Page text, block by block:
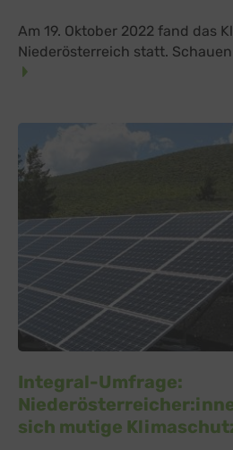
Am 19. Oktober 2022 fand das
Niederösterreich statt.
Integral-Umfrage:
sich mutige